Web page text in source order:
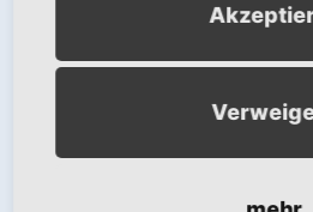
Zustimmung,
Google Maps-
laden!
Drittanbieters, um